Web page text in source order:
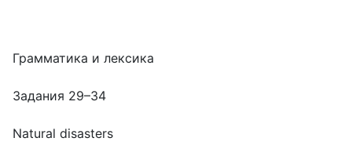
Грамматика и лексика
Задания 29–34
Natural disasters